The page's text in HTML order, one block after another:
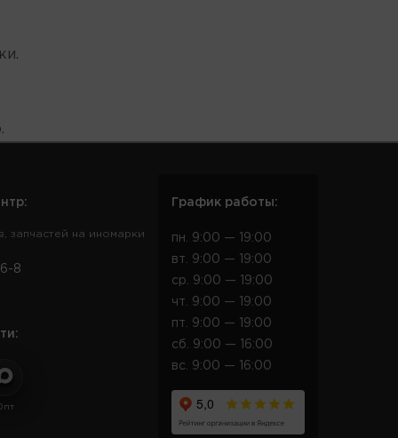
запчастей на иномарки
8
График работы:
пн. 9:00 — 19:00
вт. 9:00 — 19:00
ср. 9:00 — 19:00
чт. 9:00 — 19:00
пт. 9:00 — 19:00
сб. 9:00 — 16:00
вс. 9:00 — 16:00